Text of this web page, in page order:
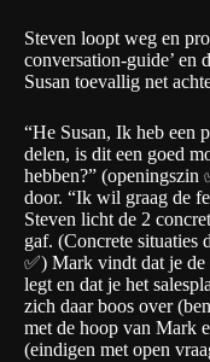
Steven loopt weg en
conversation-guide’
Susan toevallig net
“He Susan, Ik heb een
delen, is dit een goed
hebben?” (openingszin
door. “Ik wil graag de
Steven licht de 2
gaf. (Concrete situaties
✅) Mark vindt dat je
legt en dat je het
zich daar boos over
met de hoop van Mark
(eindigen met open